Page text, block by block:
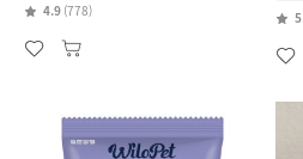
4.9 (778)